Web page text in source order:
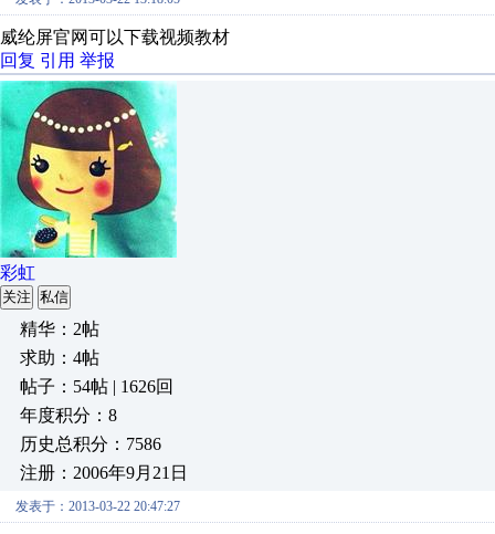
威纶屏官网可以下载视频教材
回复 引用 举报
彩虹
关注 私信
精华：2帖
求助：4帖
帖子：54帖 | 1626回
年度积分：8
历史总积分：7586
注册：2006年9月21日
发表于：2013-03-22 20:47:27